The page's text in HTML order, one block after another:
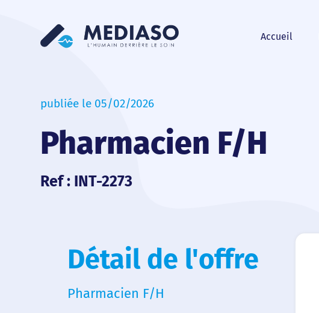
Accueil
publiée le 05/02/2026
Pharmacien F/H
Ref : INT-2273
Détail de l'offre
Pharmacien F/H